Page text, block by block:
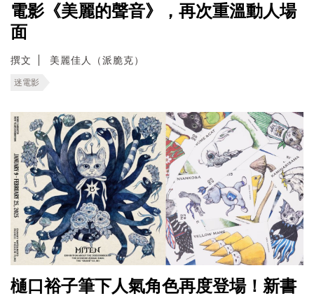
電影《美麗的聲音》，再次重溫動人場
面
撰文 美麗佳人（派脆克）
迷電影
樋口裕子筆下人氣角色再度登場！新書